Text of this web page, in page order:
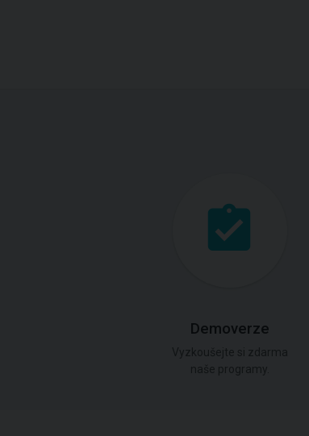
Demoverze